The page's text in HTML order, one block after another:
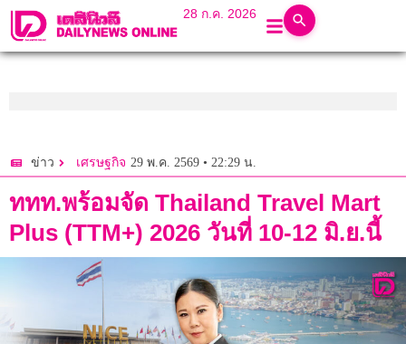
28 ก.ค. 2026
ข่าว เศรษฐกิจ 29 พ.ค. 2569 • 22:29 น.
ททท.พร้อมจัด Thailand Travel Mart
Plus (TTM+) 2026 วันที่ 10-12 มิ.ย.นี้